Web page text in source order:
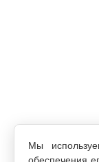
Мы